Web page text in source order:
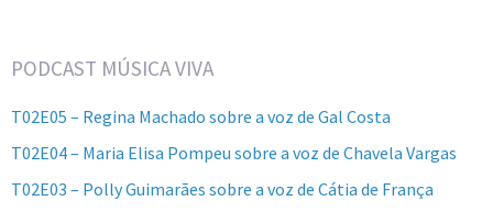
PODCAST MÚSICA VIVA
T02E05 – Regina Machado sobre a voz de Gal Costa
T02E04 – Maria Elisa Pompeu sobre a voz de Chavela Vargas
T02E03 – Polly Guimarães sobre a voz de Cátia de França